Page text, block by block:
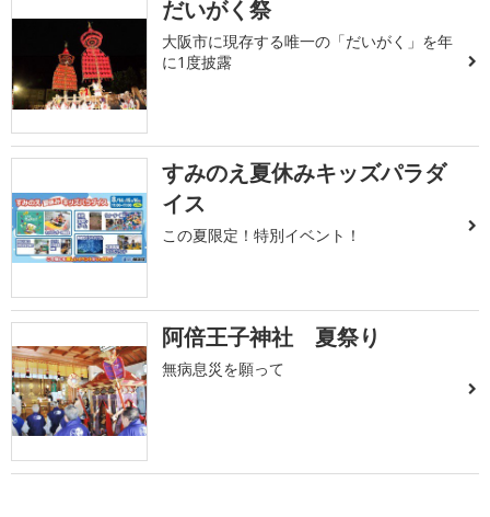
だいがく祭
大阪市に現存する唯一の「だいがく」を年
に1度披露
すみのえ夏休みキッズパラダ
イス
この夏限定！特別イベント！
阿倍王子神社 夏祭り
無病息災を願って